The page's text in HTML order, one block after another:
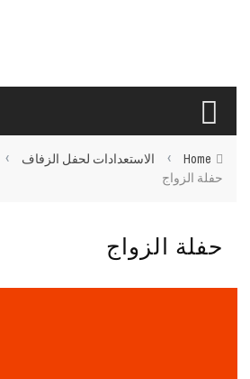
Home
› الاستعدادات لحفل الزفاف ›
حفلة الزواج
حفلة الزواج